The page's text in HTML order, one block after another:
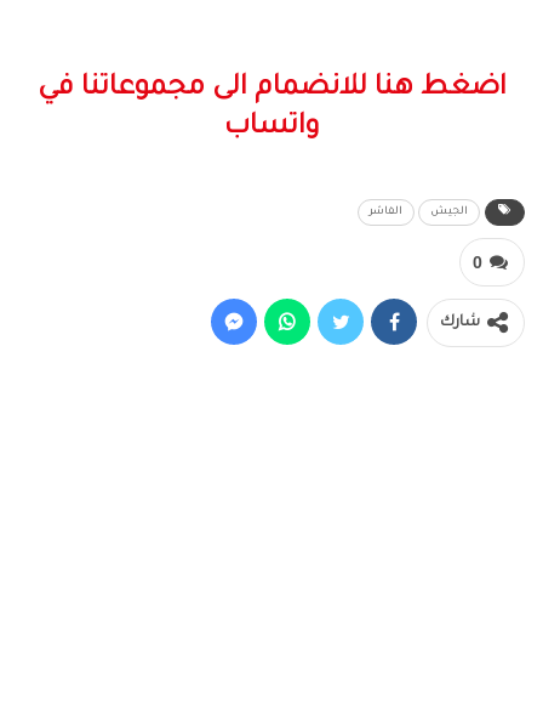
اضغط هنا للانضمام الى مجموعاتنا في
واتساب
الجيش الفاشر
0
شارك